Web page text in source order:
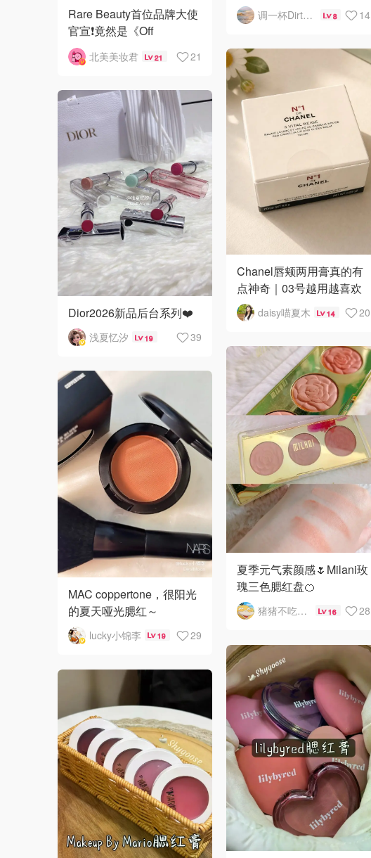
Rare Beauty首位品牌大使
官宣❗️竟然是《Off
Campus》的她🌸
北美美妆君 21 21
调一杯DirtyMartini 8 14
Chanel唇颊两用膏真的有
点神奇｜03号越用越喜欢
daisy喵夏木 14 20
Dior2026新品后台系列❤️
浅夏忆汐 19 39
夏季元气素颜感🌷Milani玫
瑰三色腮红盘🍊
猪猪不吃猪猪 16 28
MAC coppertone，很阳光
的夏天哑光腮红～
lucky小锦李 19 29